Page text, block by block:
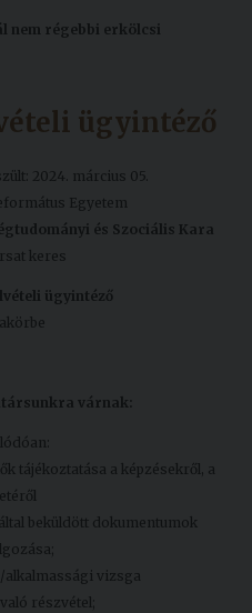
nem régebbi erkölcsi
ügyintéző
2024. március 05.
Egyetem
és Szociális Kara
keres
ügyintéző
várnak:
tájékoztatása a képzésekről, a
beküldött dokumentumok
alkalmassági vizsga
részvétel;